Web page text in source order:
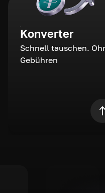
Konverter
Schnell tauschen.
Gebühren